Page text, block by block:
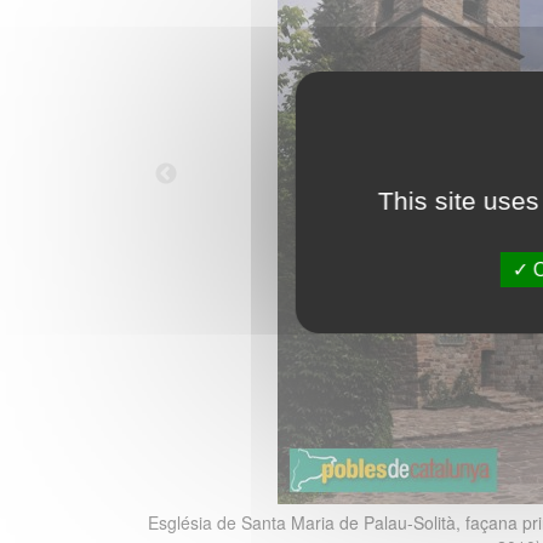
Església de Santa Maria de Palau-Solità, façana
This site